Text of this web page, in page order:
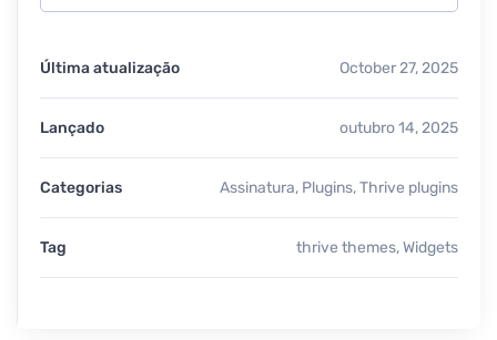
Última atualização October 27, 2025
Lançado outubro 14, 2025
Categorias Assinatura, Plugins,Thrive plugins
Tag thrive themes,Widgets